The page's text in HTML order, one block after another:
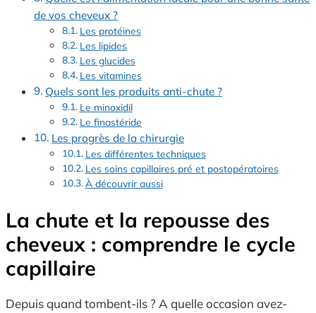
de vos cheveux ?
Les protéines
Les lipides
Les glucides
Les vitamines
Quels sont les produits anti-chute ?
Le minoxidil
Le finastéride
Les progrès de la chirurgie
Les différentes techniques
Les soins capillaires pré et postopératoires
À découvrir aussi
La chute et la repousse des
cheveux : comprendre le cycle
capillaire
Depuis quand tombent-ils ? A quelle occasion avez-